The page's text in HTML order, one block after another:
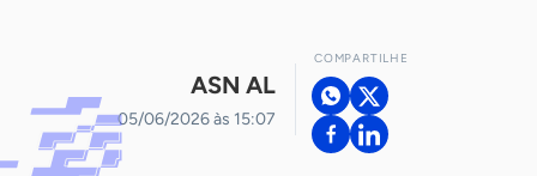
ASN AL
05/06/2026 às 15:07
COMPARTILHE